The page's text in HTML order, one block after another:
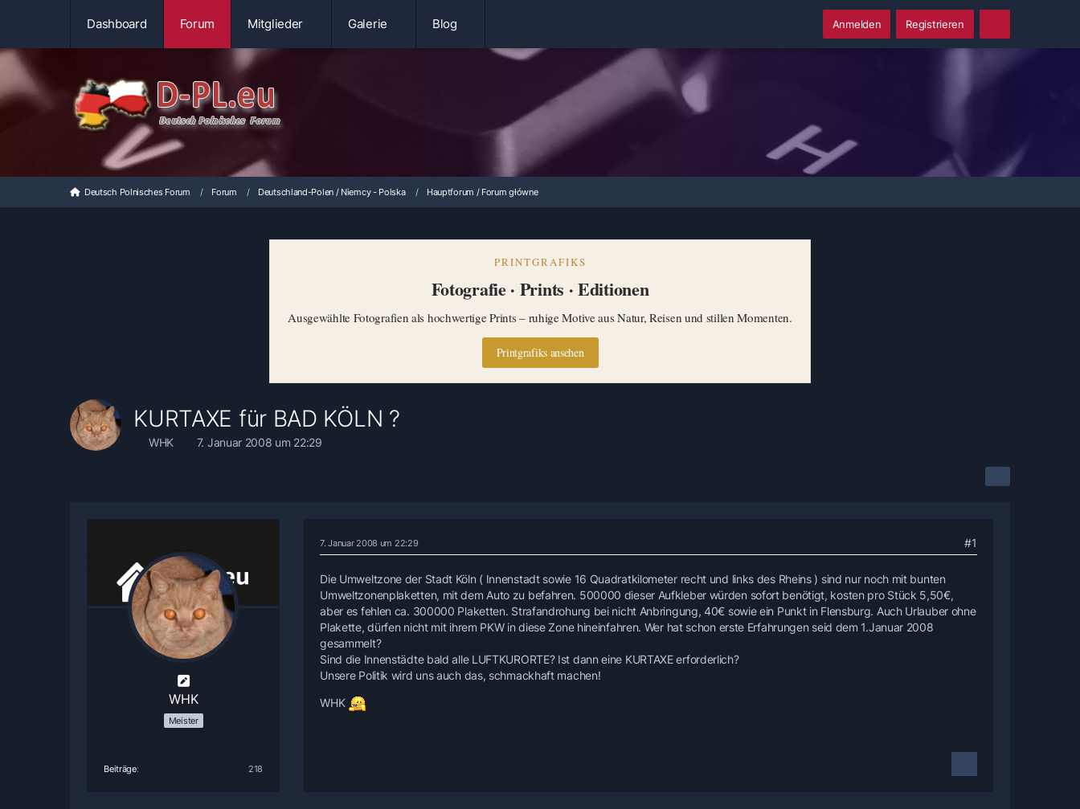
Dashboard Forum Mitglieder Galerie Blog Anmelden Registrieren
Deutsch Polnisches Forum Forum Deutschland-Polen / Niemcy - Polska Hauptforum / Forum główne
PRINTGRAFIKS
Fotografie · Prints · Editionen
Ausgewählte Fotografien als hochwertige Prints – ruhige Motive aus Natur, Reisen und stillen Momenten.
Printgrafiks ansehen
KURTAXE für BAD KÖLN ?
WHK 7. Januar 2008 um 22:29
WHK
Meister
Beiträge 218
7. Januar 2008 um 22:29 #1
Die Umweltzone der Stadt Köln ( Innenstadt sowie 16 Quadratkilometer recht und links des Rheins ) sind nur noch mit bunten
Umweltzonenplaketten, mit dem Auto zu befahren. 500000 dieser Aufkleber würden sofort benötigt, kosten pro Stück 5,50€,
aber es fehlen ca. 300000 Plaketten. Strafandrohung bei nicht Anbringung, 40€ sowie ein Punkt in Flensburg. Auch Urlauber ohne
Plakette, dürfen nicht mit ihrem PKW in diese Zone hineinfahren. Wer hat schon erste Erfahrungen seid dem 1.Januar 2008
gesammelt?
Sind die Innenstädte bald alle LUFTKURORTE? Ist dann eine KURTAXE erforderlich?
Unsere Politik wird uns auch das, schmackhaft machen!
WHK